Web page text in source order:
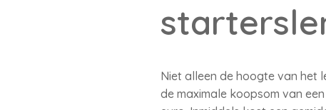
Niet alleen de hoogte van het
de maximale koopsom van